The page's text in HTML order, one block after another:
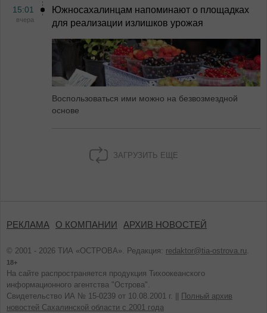
15:01
вчера
Южносахалинцам напоминают о площадках
для реализации излишков урожая
Воспользоваться ими можно на безвозмездной
основе
ЗАГРУЗИТЬ ЕЩЕ
РЕКЛАМА О КОМПАНИИ АРХИВ НОВОСТЕЙ
© 2001 - 2026 ТИА «ОСТРОВА». Редакция: redaktor@tia-ostrova.ru.
18+
На сайте распространяется продукция Тихоокеанского
информационного агентства "Острова".
Свидетельство ИА № 15-0239 от 10.08.2001 г. ||
Полный архив
новостей Сахалинской области с 2001 года